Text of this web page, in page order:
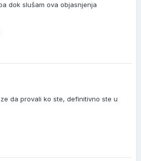
dok slušam ova objasnjenja
da provali ko ste, definitivno ste u